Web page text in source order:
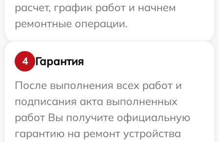
расчет, график работ и начнем
ремонтные операции.
4
Гарантия
После выполнения всех работ и
подписания акта выполненных
работ Вы получите официальную
гарантию на ремонт устройства